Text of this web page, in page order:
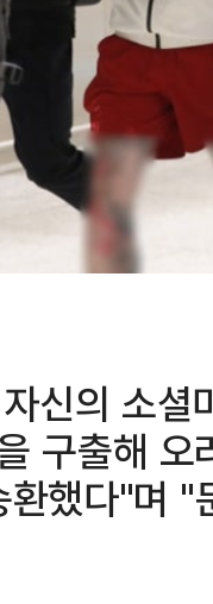
신의 소
구출해
했다"며 "